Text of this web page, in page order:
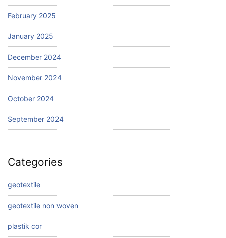
February 2025
January 2025
December 2024
November 2024
October 2024
September 2024
Categories
geotextile
geotextile non woven
plastik cor